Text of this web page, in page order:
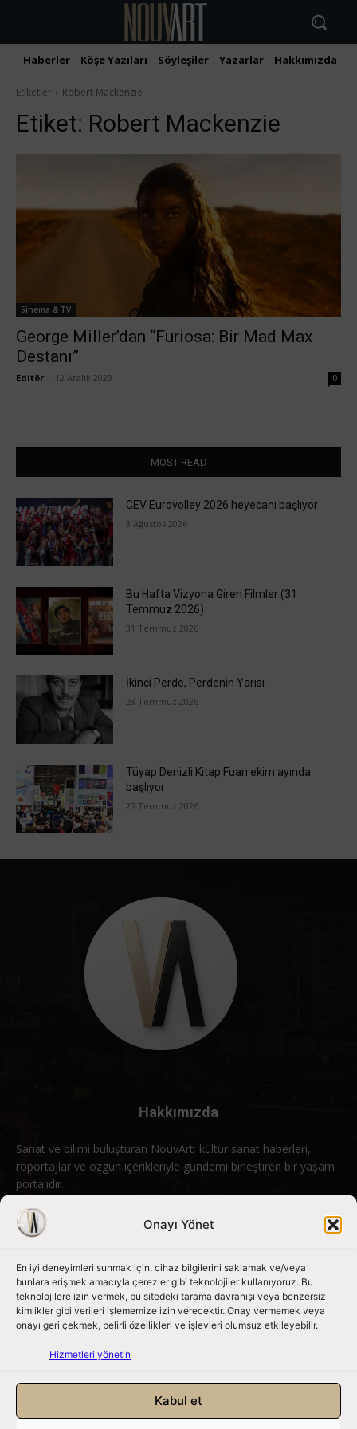
Onayı Yönet
En iyi deneyimleri sunmak için, cihaz bilgilerini saklamak ve/veya
bunlara erişmek amacıyla çerezler gibi teknolojiler kullanıyoruz. Bu
teknolojilere izin vermek, bu sitedeki tarama davranışı veya benzersiz
kimlikler gibi verileri işlememize izin verecektir. Onay vermemek veya
onayı geri çekmek, belirli özellikleri ve işlevleri olumsuz etkileyebilir.
Hizmetleri yönetin
Kabul et
Haberler Köşe Yazıları Söyleşiler Yazarlar Hakkımızda
Etiketler Robert Mackenzie
Etiket: Robert Mackenzie
Sinema & TV
George Miller’dan “Furiosa: Bir Mad Max
Destanı”
Editör 12 Aralık 2023 0
MOST READ
CEV Eurovolley 2026 heyecanı başlıyor
3 Ağustos 2026
Bu Hafta Vizyona Giren Filmler (31
Temmuz 2026)
31 Temmuz 2026
İkinci Perde, Perdenin Yarısı
28 Temmuz 2026
Tüyap Denizli Kitap Fuarı ekim ayında
başlıyor
27 Temmuz 2026
Hakkımızda
Sanat ve bilimi buluşturan NouvArt; kültür sanat haberleri,
röportajlar ve özgün içerikleriyle gündemi birleştiren bir yaşam
portalıdır.
Bizimle iletişime geçin: info@nouvart.net
Bizi Takip Edin